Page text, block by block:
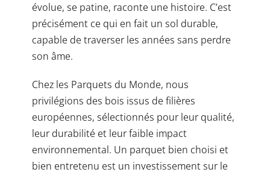
évolue, se patine, raconte une histoire. C’est
précisément ce qui en fait un sol durable,
capable de traverser les années sans perdre
son âme.
Chez les Parquets du Monde, nous
privilégions des bois issus de filières
européennes, sélectionnés pour leur qualité,
leur durabilité et leur faible impact
environnemental. Un parquet bien choisi et
bien entretenu est un investissement sur le